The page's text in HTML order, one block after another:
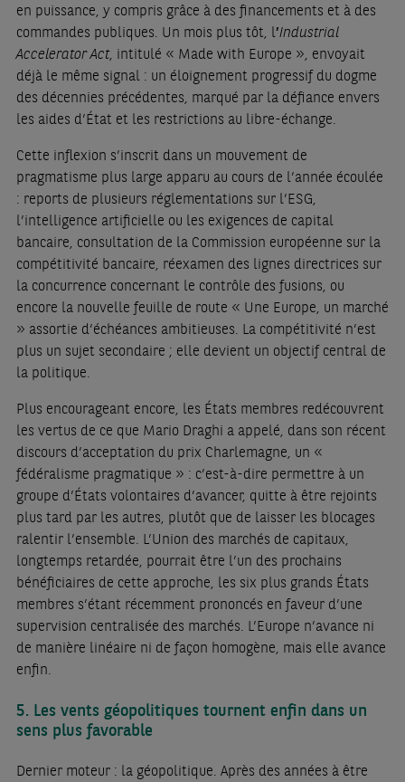
en puissance, y compris grâce à des financements et à des
commandes publiques. Un mois plus tôt, l’Industrial
Accelerator Act, intitulé « Made with Europe », envoyait
déjà le même signal : un éloignement progressif du dogme
des décennies précédentes, marqué par la défiance envers
les aides d’État et les restrictions au libre-échange.
Cette inflexion s’inscrit dans un mouvement de
pragmatisme plus large apparu au cours de l’année écoulée
: reports de plusieurs réglementations sur l’ESG,
l’intelligence artificielle ou les exigences de capital
bancaire, consultation de la Commission européenne sur la
compétitivité bancaire, réexamen des lignes directrices sur
la concurrence concernant le contrôle des fusions, ou
encore la nouvelle feuille de route « Une Europe, un marché
» assortie d’échéances ambitieuses. La compétitivité n’est
plus un sujet secondaire ; elle devient un objectif central de
la politique.
Plus encourageant encore, les États membres redécouvrent
les vertus de ce que Mario Draghi a appelé, dans son récent
discours d’acceptation du prix Charlemagne, un «
fédéralisme pragmatique » : c’est-à-dire permettre à un
groupe d’États volontaires d’avancer, quitte à être rejoints
plus tard par les autres, plutôt que de laisser les blocages
ralentir l’ensemble. L’Union des marchés de capitaux,
longtemps retardée, pourrait être l’un des prochains
bénéficiaires de cette approche, les six plus grands États
membres s’étant récemment prononcés en faveur d’une
supervision centralisée des marchés. L’Europe n’avance ni
de manière linéaire ni de façon homogène, mais elle avance
enfin.
5. Les vents géopolitiques tournent enfin dans un
sens plus favorable
Dernier moteur : la géopolitique. Après des années à être